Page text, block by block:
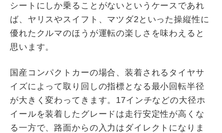
シートにしか乗ることがないというケースであれ
ば、ヤリスやスイフト、マツダ2といった操縦性に
優れたクルマのほうが運転の楽しさを味わえると
思います。
国産コンパクトカーの場合、装着されるタイヤサ
イズによって取り回しの指標となる最小回転半径
が大きく変わってきます。17インチなどの大径ホ
イールを装着したグレードは走行安定性が高くな
る一方で、路面からの入力はダイレクトになりま